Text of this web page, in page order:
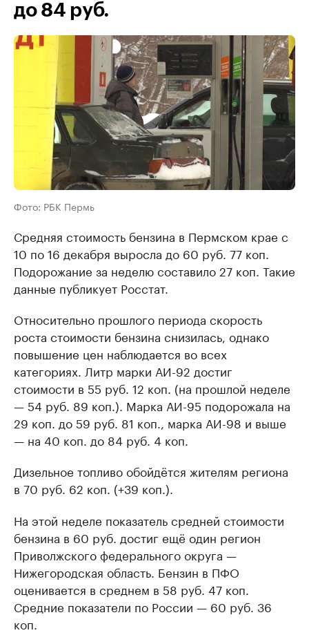
до 84 руб.
Фото: РБК Пермь
Средняя стоимость бензина в Пермском крае с
10 по 16 декабря выросла до 60 руб. 77 коп.
Подорожание за неделю составило 27 коп. Такие
данные публикует Росстат.
Относительно прошлого периода скорость
роста стоимости бензина снизилась, однако
повышение цен наблюдается во всех
категориях. Литр марки АИ-92 достиг
стоимости в 55 руб. 12 коп. (на прошлой неделе
— 54 руб. 89 коп.). Марка АИ-95 подорожала на
29 коп. до 59 руб. 81 коп., марка АИ-98 и выше
— на 40 коп. до 84 руб. 4 коп.
Дизельное топливо обойдётся жителям региона
в 70 руб. 62 коп. (+39 коп.).
На этой неделе показатель средней стоимости
бензина в 60 руб. достиг ещё один регион
Приволжского федерального округа —
Нижегородская область. Бензин в ПФО
оценивается в среднем в 58 руб. 47 коп.
Средние показатели по России — 60 руб. 36
коп.